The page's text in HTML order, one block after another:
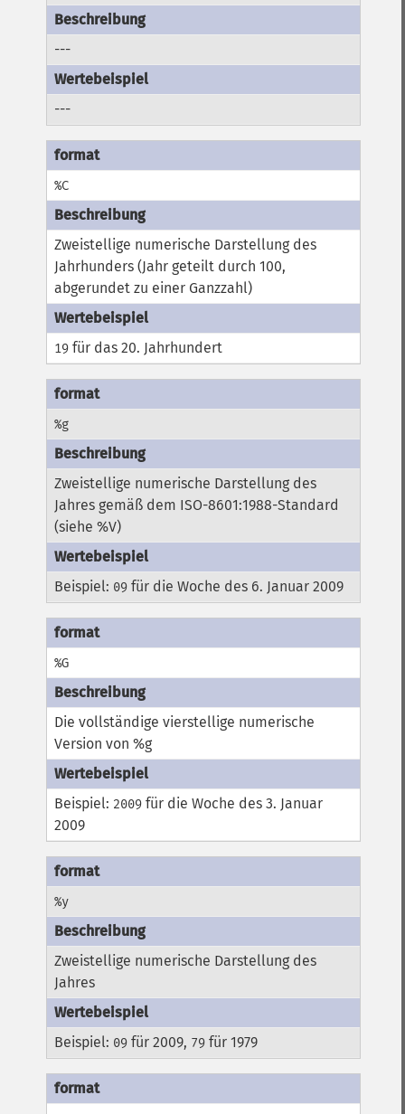
---
---
%C
Zweistellige numerische Darstellung des
Jahrhunders (Jahr geteilt durch 100,
abgerundet zu einer Ganzzahl)
19 für das 20. Jahrhundert
%g
Zweistellige numerische Darstellung des
Jahres gemäß dem ISO-8601:1988-Standard
(siehe %V)
Beispiel: 09 für die Woche des 6. Januar 2009
%G
Die vollständige vierstellige numerische
Version von %g
Beispiel: 2009 für die Woche des 3. Januar
2009
%y
Zweistellige numerische Darstellung des
Jahres
Beispiel: 09 für 2009, 79 für 1979